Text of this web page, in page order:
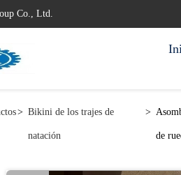
Co., Ltd.
> Bikini de los trajes de
natación
>
de